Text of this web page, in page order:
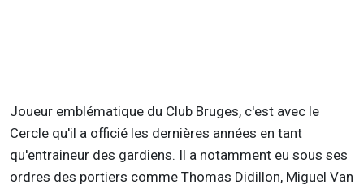
Joueur emblématique du Club Bruges, c'est avec le
Cercle qu'il a officié les dernières années en tant
qu'entraineur des gardiens. Il a notamment eu sous ses
ordres des portiers comme Thomas Didillon, Miguel Van